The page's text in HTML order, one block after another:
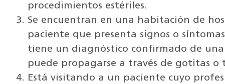
procedimientos estériles.
Se encuentran en una habitación de
paciente que presenta signos o
tiene un diagnóstico confirmado de
puede propagarse a través de gotitas o
Está visitando a un paciente cuyo